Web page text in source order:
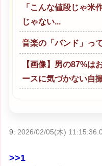
「こんな値段じゃ米
じゃない...
音楽の「バンド」っ
【画像】男の87%は
ースに気づかない自
9: 2026/02/05(木)
>>1